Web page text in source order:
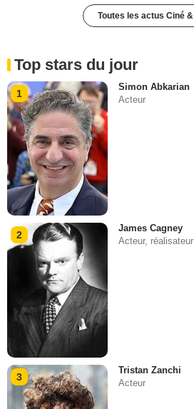
Toutes les actus Ciné
Top stars du jour
1
Simon Abkarian
Acteur
2
James Cagney
Acteur, réalisateur
3
Tristan Zanchi
Acteur